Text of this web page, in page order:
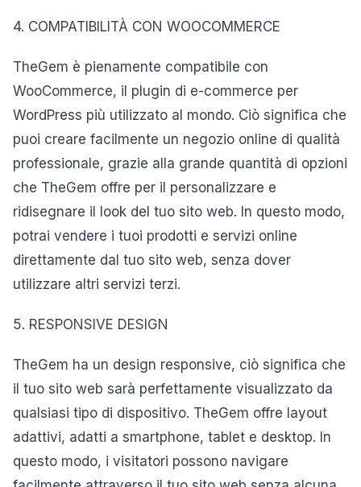
4. COMPATIBILITÀ CON WOOCOMMERCE
TheGem è pienamente compatibile con
WooCommerce, il plugin di e-commerce per
WordPress più utilizzato al mondo. Ciò significa che
puoi creare facilmente un negozio online di qualità
professionale, grazie alla grande quantità di opzioni
che TheGem offre per il personalizzare e
ridisegnare il look del tuo sito web. In questo modo,
potrai vendere i tuoi prodotti e servizi online
direttamente dal tuo sito web, senza dover
utilizzare altri servizi terzi.
5. RESPONSIVE DESIGN
TheGem ha un design responsive, ciò significa che
il tuo sito web sarà perfettamente visualizzato da
qualsiasi tipo di dispositivo. TheGem offre layout
adattivi, adatti a smartphone, tablet e desktop. In
questo modo, i visitatori possono navigare